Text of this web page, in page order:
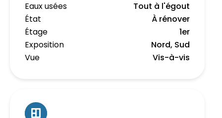
Eaux usées
Tout à l'égout
État
À rénover
Étage
1er
Exposition
Nord, Sud
Vue
Vis-à-vis